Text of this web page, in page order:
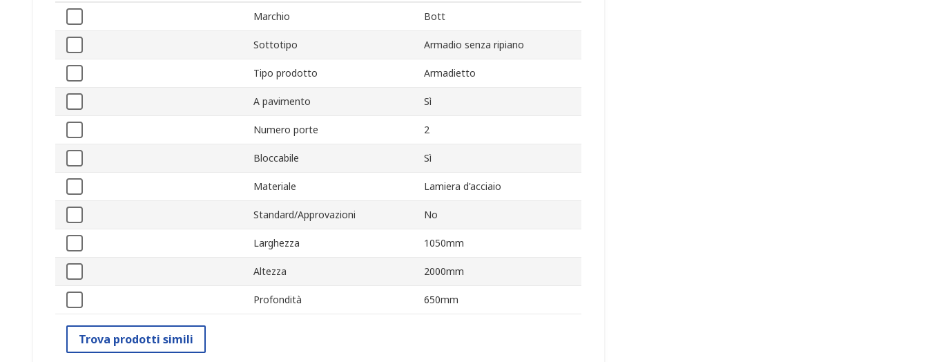
Marchio Bott
Sottotipo Armadio senza ripiano
Tipo prodotto Armadietto
A pavimento Sì
Numero porte 2
Bloccabile Sì
Materiale Lamiera d'acciaio
Standard/Approvazioni No
Larghezza 1050mm
Altezza 2000mm
Profondità 650mm
Trova prodotti simili